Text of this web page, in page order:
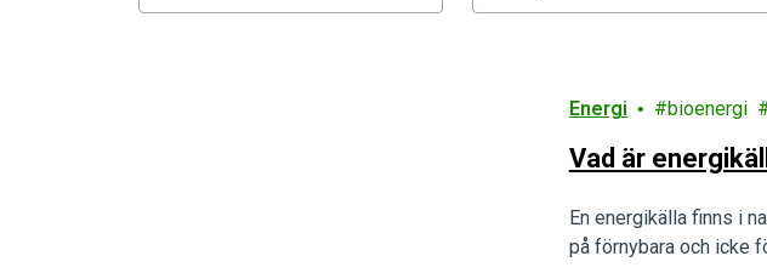
Energi bioenergi
Vad är
En energikälla finns i
på förnybara och icke